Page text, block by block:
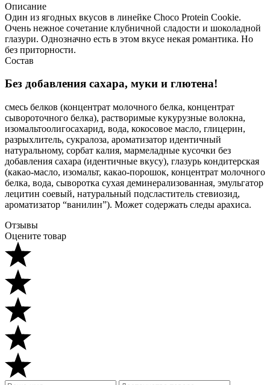
Описание
Один из ягодных вкусов в линейке Choco Protein Cookie.
Очень нежное сочетание клубничной сладости и шоколадной
глазури. Однозначно есть в этом вкусе некая романтика. Но
без приторности.
Состав
Без добавления сахара, муки и глютена!
смесь белков (концентрат молочного белка, концентрат
сывороточного белка), растворимые кукурузные волокна,
изомальтоолигосахарид, вода, кокосовое масло, глицерин,
разрыхлитель, сукралоза, ароматизатор идентичный
натуральному, сорбат калия, мармеладные кусочки без
добавления сахара (идентичные вкусу), глазурь кондитерская
(какао-масло, изомальт, какао-порошок, концентрат молочного
белка, вода, сыворотка сухая деминерализованная, эмульгатор
лецитин соевый, натуральный подсластитель стевиозид,
ароматизатор “ванилин”). Может содержать следы арахиса.
Отзывы
Оцените товар